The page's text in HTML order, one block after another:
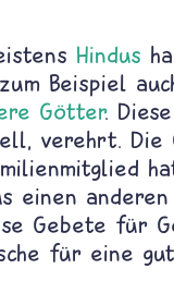
Hindus
Beispiel
Götter.
verehrt.
einen
Gebete für
für eine